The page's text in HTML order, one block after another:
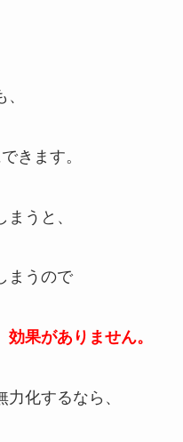
きます。
うと、
まうので
果がありません。
化するなら、